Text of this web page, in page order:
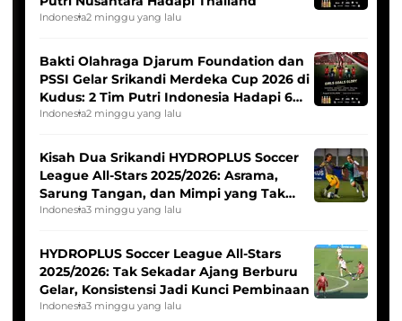
Indonesia2 minggu yang lalu
Bakti Olahraga Djarum Foundation dan
PSSI Gelar Srikandi Merdeka Cup 2026 di
Kudus: 2 Tim Putri Indonesia Hadapi 6
Tim Asia
Indonesia2 minggu yang lalu
Kisah Dua Srikandi HYDROPLUS Soccer
League All-Stars 2025/2026: Asrama,
Sarung Tangan, dan Mimpi yang Tak
Pernah Padam
Indonesia3 minggu yang lalu
HYDROPLUS Soccer League All-Stars
2025/2026: Tak Sekadar Ajang Berburu
Gelar, Konsistensi Jadi Kunci Pembinaan
Indonesia3 minggu yang lalu